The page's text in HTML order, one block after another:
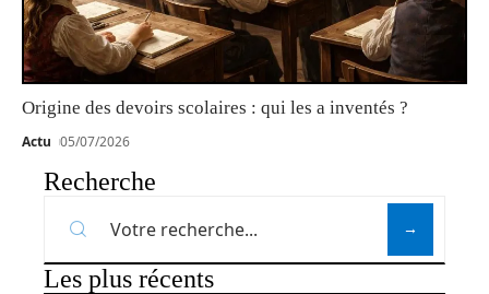
Origine des devoirs scolaires : qui les a inventés ?
Actu 05/07/2026
Recherche
Les plus récents